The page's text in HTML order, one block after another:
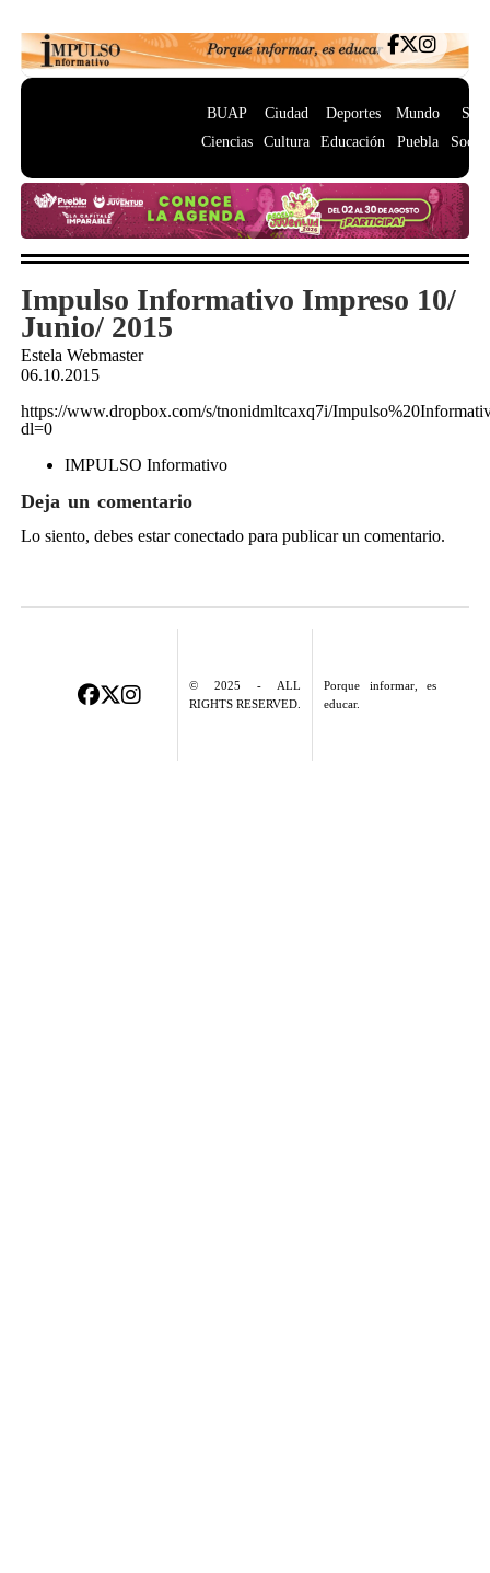
BUAP
Ciencias
Ciudad
Cultura
Deportes
Educación
Mundo
Puebla
Impulso Informativo Impreso 10/
Junio/ 2015
Estela Webmaster
06.10.2015
https://www.dropbox.com/s/tnonidmltcaxq7i/
dl=0
IMPULSO Informativo
Deja un comentario
Lo siento, debes estarconectadopara publicar un comentario.
© 2025 - ALL
RIGHTS RESERVED.
Porque informar, es
educar.